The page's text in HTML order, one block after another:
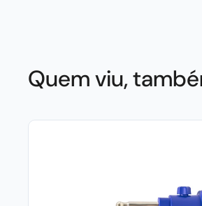
Quem viu,